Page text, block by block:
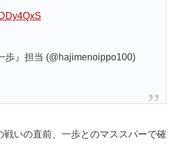
』担当 (@hajimenoippo100)
戦いの直前、一歩とのマススパーで確